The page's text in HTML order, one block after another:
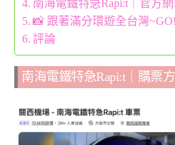
南海電鐵特急Rapi:t｜官方
📸 跟著滿分環遊全台灣~GO!
評論
南海電鐵特急Rapi:t｜購票